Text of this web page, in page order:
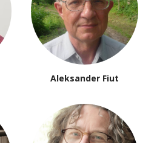
Aleksander Fiut